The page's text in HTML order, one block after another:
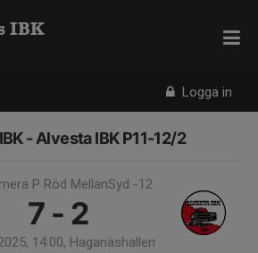
Logga in
IBK
- Alvesta IBK P11-12/2
P Röd MellanSyd -12
7 - 2
14:00, Haganäshallen